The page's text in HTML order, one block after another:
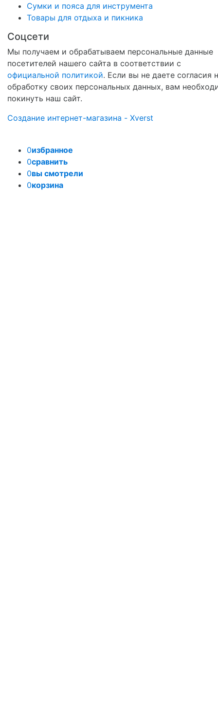
Сумки и пояса для инструмента
Товары для отдыха и пикника
Соцсети
Мы получаем и обрабатываем персональные данные
посетителей нашего сайта в соответствии с
официальной политикой. Если вы не даете согласия
обработку своих персональных данных, вам
покинуть наш сайт.
Создание интернет-магазина - Xverst
0избранное
0сравнить
0вы смотрели
0корзина